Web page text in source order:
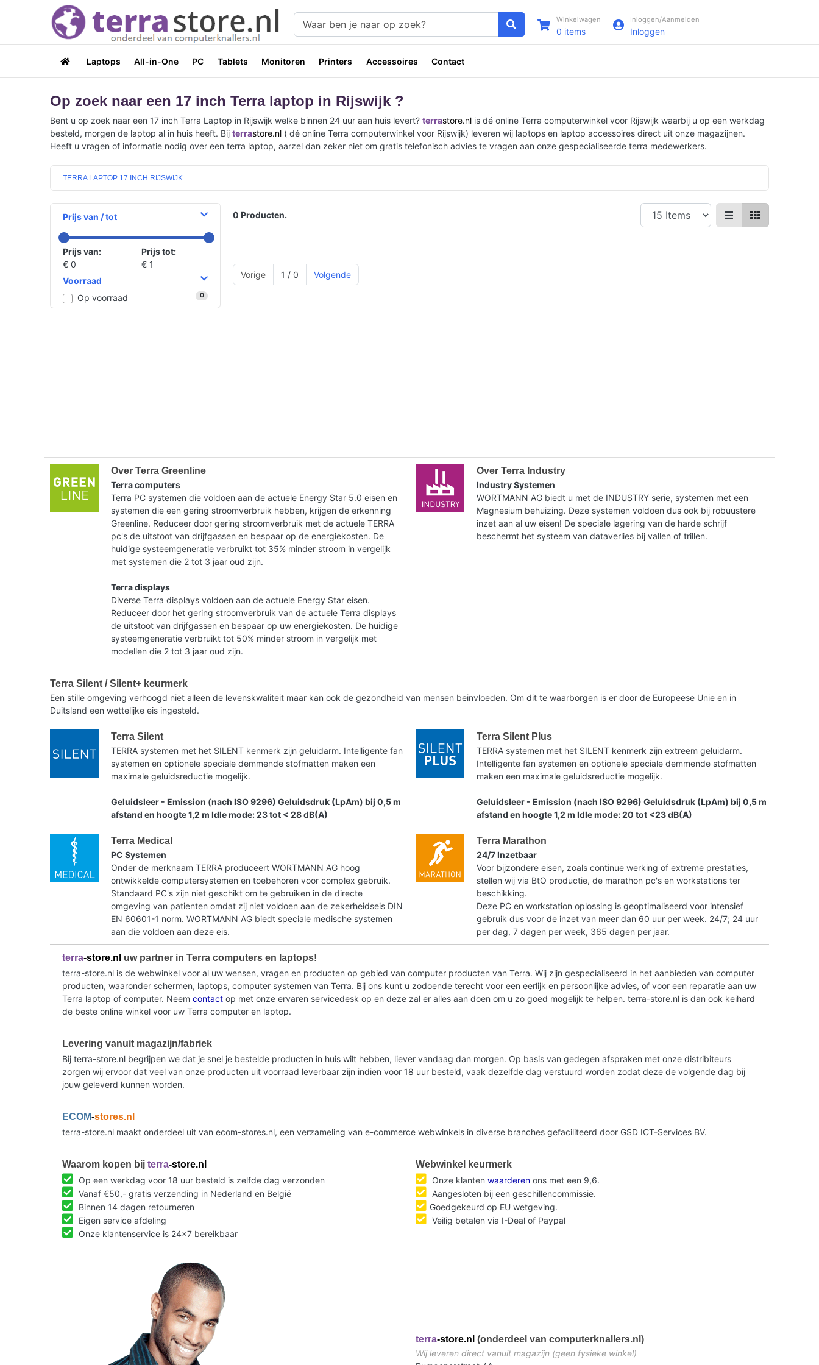
Winkelwagen
0 items
Inloggen/Aanmelden
Inloggen
Laptops All-in-One PC Tablets Monitoren Printers Accessoires Contact
Op zoek naar een 17 inch Terra laptop in Rijswijk ?
Bent u op zoek naar een 17 inch Terra Laptop in Rijswijk welke binnen 24 uur aan huis levert? terrastore.nl is dé online Terra computerwinkel voor Rijswijk waarbij u op een werkdag
besteld, morgen de laptop al in huis heeft. Bij terrastore.nl ( dé online Terra computerwinkel voor Rijswijk) leveren wij laptops en laptop accessoires direct uit onze magazijnen.
Heeft u vragen of informatie nodig over een terra laptop, aarzel dan zeker niet om gratis telefonisch advies te vragen aan onze gespecialiseerde terra medewerkers.
TERRA LAPTOP 17 INCH RIJSWIJK
Prijs van / tot
Prijs van:
€ 0
Prijs tot:
€ 1
Voorraad
Op voorraad
0
0 Producten.
Vorige 1 / 0 Volgende
Over Terra Greenline
Terra computers
Terra PC systemen die voldoen aan de actuele Energy Star 5.0 eisen en
systemen die een gering stroomverbruik hebben, krijgen de erkenning
Greenline. Reduceer door gering stroomverbruik met de actuele TERRA
pc's de uitstoot van drijfgassen en bespaar op de energiekosten. De
huidige systeemgeneratie verbruikt tot 35% minder stroom in vergelijk
met systemen die 2 tot 3 jaar oud zijn.
Terra displays
Diverse Terra displays voldoen aan de actuele Energy Star eisen.
Reduceer door het gering stroomverbruik van de actuele Terra displays
de uitstoot van drijfgassen en bespaar op uw energiekosten. De huidige
systeemgeneratie verbruikt tot 50% minder stroom in vergelijk met
modellen die 2 tot 3 jaar oud zijn.
Over Terra Industry
Industry Systemen
WORTMANN AG biedt u met de INDUSTRY serie, systemen met een
Magnesium behuizing. Deze systemen voldoen dus ook bij robuustere
inzet aan al uw eisen! De speciale lagering van de harde schrijf
beschermt het systeem van dataverlies bij vallen of trillen.
Terra Silent / Silent+ keurmerk
Een stille omgeving verhoogd niet alleen de levenskwaliteit maar kan ook de gezondheid van mensen beinvloeden. Om dit te waarborgen is er door de Europeese Unie en in
Duitsland een wettelijke eis ingesteld.
Terra Silent
TERRA systemen met het SILENT kenmerk zijn geluidarm. Intelligente fan
systemen en optionele speciale demmende stofmatten maken een
maximale geluidsreductie mogelijk.
Geluidsleer - Emission (nach ISO 9296) Geluidsdruk (LpAm) bij 0,5 m
afstand en hoogte 1,2 m Idle mode: 23 tot < 28 dB(A)
Terra Silent Plus
TERRA systemen met het SILENT kenmerk zijn extreem geluidarm.
Intelligente fan systemen en optionele speciale demmende stofmatten
maken een maximale geluidsreductie mogelijk.
Geluidsleer - Emission (nach ISO 9296) Geluidsdruk (LpAm) bij 0,5 m
afstand en hoogte 1,2 m Idle mode: 20 tot <23 dB(A)
Terra Medical
PC Systemen
Onder de merknaam TERRA produceert WORTMANN AG hoog
ontwikkelde computersystemen en toebehoren voor complex gebruik.
Standaard PC's zijn niet geschikt om te gebruiken in de directe
omgeving van patienten omdat zij niet voldoen aan de zekerheidseis DIN
EN 60601-1 norm. WORTMANN AG biedt speciale medische systemen
aan die voldoen aan deze eis.
Terra Marathon
24/7 Inzetbaar
Voor bijzondere eisen, zoals continue werking of extreme prestaties,
stellen wij via BtO productie, de marathon pc's en workstations ter
beschikking.
Deze PC en workstation oplossing is geoptimaliseerd voor intensief
gebruik dus voor de inzet van meer dan 60 uur per week. 24/7; 24 uur
per dag, 7 dagen per week, 365 dagen per jaar.
terra-store.nl uw partner in Terra computers en laptops!
terra-store.nl is de webwinkel voor al uw wensen, vragen en producten op gebied van computer producten van Terra. Wij zijn gespecialiseerd in het aanbieden van computer
producten, waaronder schermen, laptops, computer systemen van Terra. Bij ons kunt u zodoende terecht voor een eerlijk en persoonlijke advies, of voor een reparatie aan uw
Terra laptop of computer. Neem contact op met onze ervaren servicedesk op en deze zal er alles aan doen om u zo goed mogelijk te helpen. terra-store.nl is dan ook keihard
de beste online winkel voor uw Terra computer en laptop.
Levering vanuit magazijn/fabriek
Bij terra-store.nl begrijpen we dat je snel je bestelde producten in huis wilt hebben, liever vandaag dan morgen. Op basis van gedegen afspraken met onze distribiteurs
zorgen wij ervoor dat veel van onze producten uit voorraad leverbaar zijn indien voor 18 uur besteld, vaak dezelfde dag verstuurd worden zodat deze de volgende dag bij
jouw geleverd kunnen worden.
ECOM-stores.nl
terra-store.nl maakt onderdeel uit van ecom-stores.nl, een verzameling van e-commerce webwinkels in diverse branches gefaciliteerd door GSD ICT-Services BV.
Waarom kopen bij terra-store.nl
Op een werkdag voor 18 uur besteld is zelfde dag verzonden
Vanaf €50,- gratis verzending in Nederland en België
Binnen 14 dagen retourneren
Eigen service afdeling
Onze klantenservice is 24x7 bereikbaar
Webwinkel keurmerk
Onze klanten waarderen ons met een 9,6.
Aangesloten bij een geschillencommissie.
Goedgekeurd op EU wetgeving.
Veilig betalen via I-Deal of Paypal
terra-store.nl (onderdeel van computerknallers.nl)
Wij leveren direct vanuit magazijn (geen fysieke winkel)